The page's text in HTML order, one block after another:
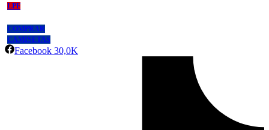
LPF
COMPRAR
CAMISETAS
Facebook 30,0K